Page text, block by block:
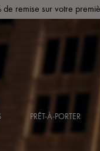
de remise sur votre
PRÊT-À-PORTER